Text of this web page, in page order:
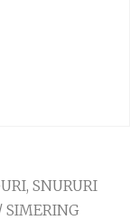
SNURURI
SIMERING